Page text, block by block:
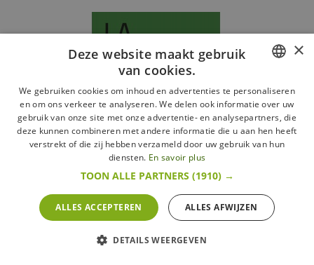
La Cuisson à Juste Température
FRENCH
ENGLISH
×
Deze website maakt gebruik
van cookies.
We gebruiken cookies om inhoud en advertenties te personaliseren
en om ons verkeer te analyseren. We delen ook informatie over uw
gebruik van onze site met onze advertentie- en analysepartners, die
deze kunnen combineren met andere informatie die u aan hen heeft
verstrekt of die zij hebben verzameld door uw gebruik van hun
diensten. En savoir plus
TOON ALLE PARTNERS (1910) →
ALLES ACCEPTEREN ALLES AFWIJZEN
DETAILS WEERGEVEN